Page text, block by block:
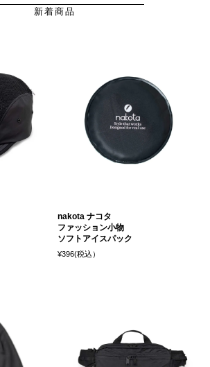
新着商品
nakota ナコタ
ファッション小物
ソフトアイスパック
¥396(税込）